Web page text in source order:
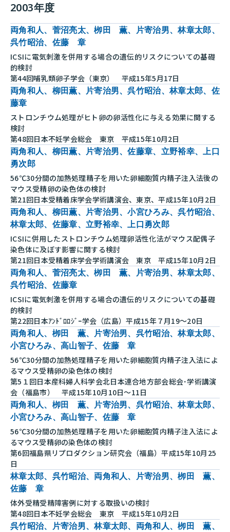
2003年度
両角和人、菅沼亮太、栁田 薫、片寄治男、林章太郎、
呉竹昭治、佐藤 章
ICSIに電気刺激を併用する場合の遺伝的リスクについての基礎
的検討
第44回哺乳類卵子学会（東京） 平成15年5月17日
両角和人、柳田薫、片寄治男、呉竹昭治、林章太郎、佐
藤章
ストロンチウム処理がヒト卵の卵活性化に与える効果に関する
検討
第48回日本不妊学会総会 東京 平成15年10月2日
両角和人、柳田薫、片寄治男、佐藤章、立野裕幸、上口
勇次郎
56℃30分間の加熱処理精子を用いた卵細胞質内精子注入法後の
マウス受精卵の染色体の検討
第21回日本受精着床学会学術講演会、東京、平成15年10月2日
両角和人、柳田薫、片寄治男、小宮ひろみ、呉竹昭治、
林章太郎、佐藤章、立野裕幸、上口勇次郎
ICSIに併用したストロンチウム処理卵活性化法がマウス配偶子
染色体に及ぼす影響に関する検討
第21回日本受精着床学会学術講演会 東京 平成15年10月2日
両角和人、菅沼亮太、栁田 薫、片寄治男、林章太郎、
呉竹昭治、佐藤章
ICSIに電気刺激を併用する場合の遺伝的リスクについての基礎
的検討
第22回日本ｱﾝﾄﾞﾛﾛｼﾞｰ学会（広島）平成15年７月19～20日
両角和人、栁田 薫、片寄治男、呉竹昭治、林章太郎、
小宮ひろみ、高山智子、佐藤 章
56℃30分間の加熱処理精子を用いた卵細胞質内精子注入法によ
るマウス受精卵の染色体の検討
第5１回日本産科婦人科学会北日本連合地方部会総会･学術講演
会（福島市） 平成15年10月10日～11日
両角和人、栁田 薫、片寄治男、呉竹昭治、林章太郎、
小宮ひろみ、高山智子、佐藤 章
56℃30分間の加熱処理精子を用いた卵細胞質内精子注入法によ
るマウス受精卵の染色体の検討
第6回福島県リプロダクション研究会（福島）平成15年10月25
日
林章太郎、呉竹昭治、両角和人、片寄治男、栁田 薫、
佐藤 章
体外受精受精障害例に対する取扱いの検討
第48回日本不妊学会総会 東京 平成15年10月2日
呉竹昭治、片寄治男、林章太郎、両角和人、栁田 薫、